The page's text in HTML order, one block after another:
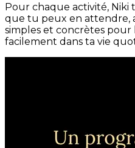
Pour chaque activité, Niki
que tu peux en attendre,
simples et concrètes
facilement dans ta vie